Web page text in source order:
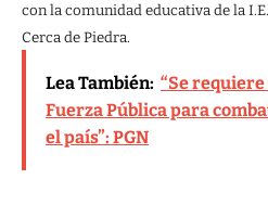
con la comunidad educativa de la
Cerca de Piedra.
Lea También: “Se
Fuerza Pública para
el país”: PGN